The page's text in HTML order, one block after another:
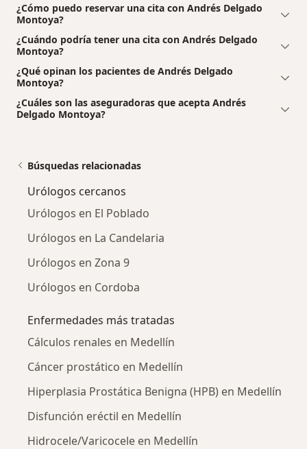
¿Cómo puedo reservar una cita con Andrés Delgado
Montoya?
¿Cuándo podría tener una cita con Andrés Delgado
Montoya?
¿Qué opinan los pacientes de Andrés Delgado
Montoya?
¿Cuáles son las aseguradoras que acepta Andrés
Delgado Montoya?
Búsquedas relacionadas
Urólogos cercanos
Urólogos en El Poblado
Urólogos en La Candelaria
Urólogos en Zona 9
Urólogos en Cordoba
Enfermedades más tratadas
Cálculos renales en Medellín
Cáncer prostático en Medellín
Hiperplasia Prostática Benigna (HPB) en Medellín
Disfunción eréctil en Medellín
Hidrocele/Varicocele en Medellín